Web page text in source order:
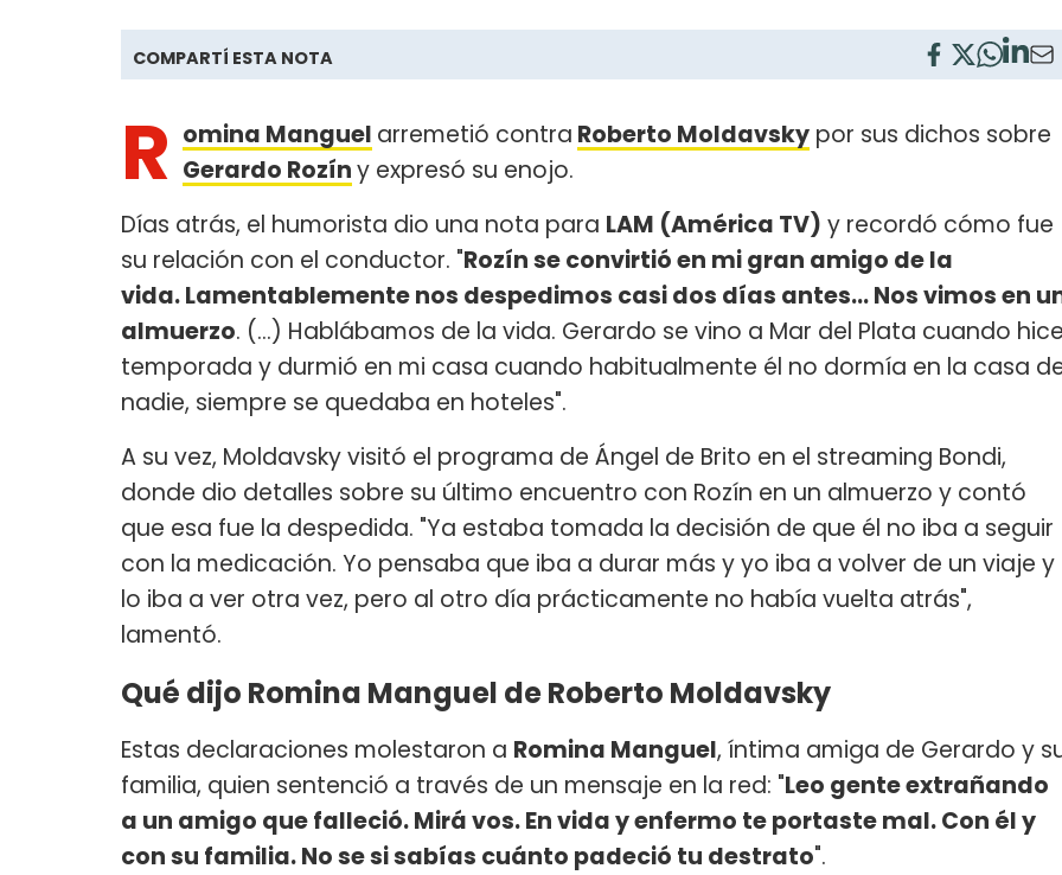
COMPARTÍ ESTA NOTA
R omina Manguel arremetió contra Roberto Moldavsky por sus dichos sobre
Gerardo Rozíny expresó su enojo.
Días atrás, el humorista dio una nota para LAM (América TV) y recordó cómo fue
su relación con el conductor. "Rozín se convirtió en mi gran amigo de la
vida. Lamentablemente nos despedimos casi dos días antes... Nos vimos en
almuerzo. (...) Hablábamos de la vida. Gerardo se vino a Mar del Plata cuando
temporada y durmió en mi casa cuando habitualmente él no dormía en la casa
nadie, siempre se quedaba en hoteles".
A su vez, Moldavsky visitó el programa de Ángel de Brito en el streaming Bondi,
donde dio detalles sobre su último encuentro con Rozín en un almuerzo y contó
que esa fue la despedida. "Ya estaba tomada la decisión de que él no iba a seguir
con la medicación. Yo pensaba que iba a durar más y yo iba a volver de un viaje y
lo iba a ver otra vez, pero al otro día prácticamente no había vuelta atrás",
lamentó.
Qué dijo Romina Manguel de Roberto Moldavsky
Estas declaraciones molestaron a Romina Manguel, íntima amiga de Gerardo y
familia, quien sentenció a través de un mensaje en la red: "Leo gente extrañando
a un amigo que falleció. Mirá vos. En vida y enfermo te portaste mal. Con él y
con su familia. No se si sabías cuánto padeció tu destrato".